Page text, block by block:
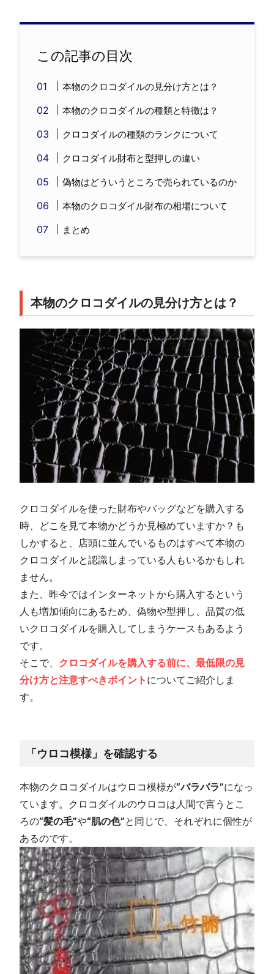
この記事の目次
本物のクロコダイルの見分け方とは？
本物のクロコダイルの種類と特徴は？
クロコダイルの種類のランクについて
クロコダイル財布と型押しの違い
偽物はどういうところで売られているのか
本物のクロコダイル財布の相場について
まとめ
本物のクロコダイルの見分け方とは？
クロコダイルを使った財布やバッグなどを購入する
時、どこを見て本物かどうか見極めていますか？も
しかすると、店頭に並んでいるものはすべて本物の
クロコダイルと認識しまっている人もいるかもしれ
ません。
また、昨今ではインターネットから購入するという
人も増加傾向にあるため、偽物や型押し、品質の低
いクロコダイルを購入してしまうケースもあるよう
です。
そこで、 クロコダイルを購入する前に、最低限の見
分け方と注意すべきポイント についてご紹介しま
す。
「ウロコ模様」を確認する
本物のクロコダイルはウロコ模様が“バラバラ”になっ
ています。クロコダイルのウロコは人間で言うとこ
ろの“髪の毛”や“肌の色”と同じで、それぞれに個性が
あるのです。